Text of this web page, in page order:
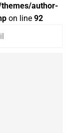
author-
on line 92